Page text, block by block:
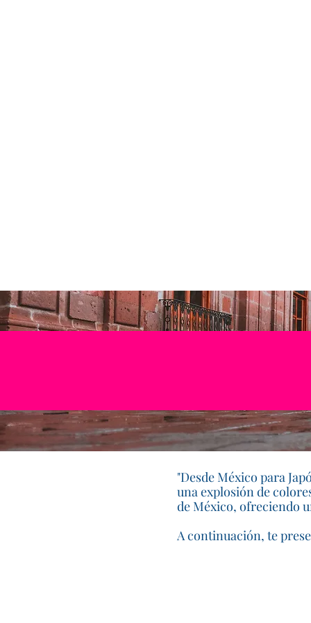
"Desde México para
una explosión de
de México, ofreciendo
A continuación, te